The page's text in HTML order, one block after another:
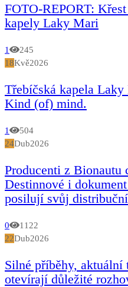
FOTO-REPORT:
kapely Laky Mari
1
245
18Kvě2026
Třebíčská kapela
Kind (of) mind.
1
504
24Dub2026
Producenti z Bionautu
Destinnové i
posilují svůj
0
1122
22Dub2026
Silné příběhy, aktuální
otevírají důležité